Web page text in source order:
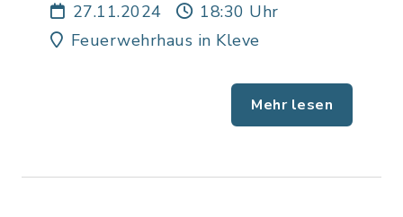
27.11.2024
18:30 Uhr
Feuerwehrhaus in Kleve
Mehr lesen